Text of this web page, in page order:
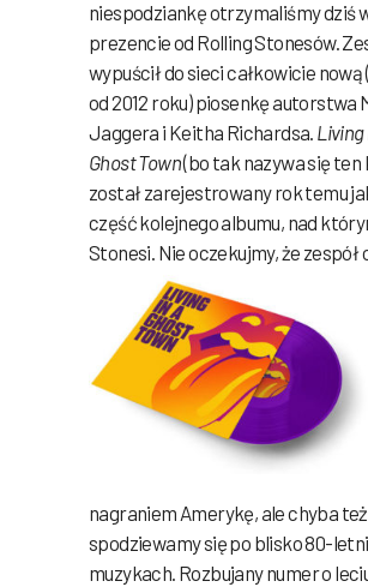
niespodziankę otrzymaliśmy dziś
prezencie od Rolling Stonesów.
wypuścił do sieci całkowicie
od 2012 roku) piosenkę autorstwa
Jaggera i Keitha Richardsa. Living
Ghost Town(bo tak nazywa się ten
został zarejestrowany rok temu
część kolejnego albumu, nad
Stonesi. Nie oczekujmy, że zespół
nagraniem Amerykę, ale chyba
spodziewamy się po blisko 80-
muzykach. Rozbujany numer o